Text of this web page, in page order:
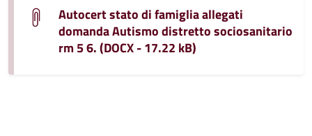
Autocert stato di famiglia allegati
domanda Autismo distretto sociosanitario
rm 5 6. (DOCX - 17.22 kB)